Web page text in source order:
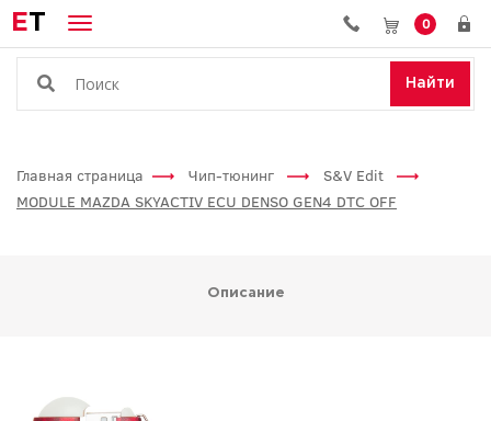
ET 0
Найти
Главная страница Чип-тюнинг
S&V Edit
MODULE MAZDA SKYACTIV ECU DENSO GEN4 DTC OFF
Описание